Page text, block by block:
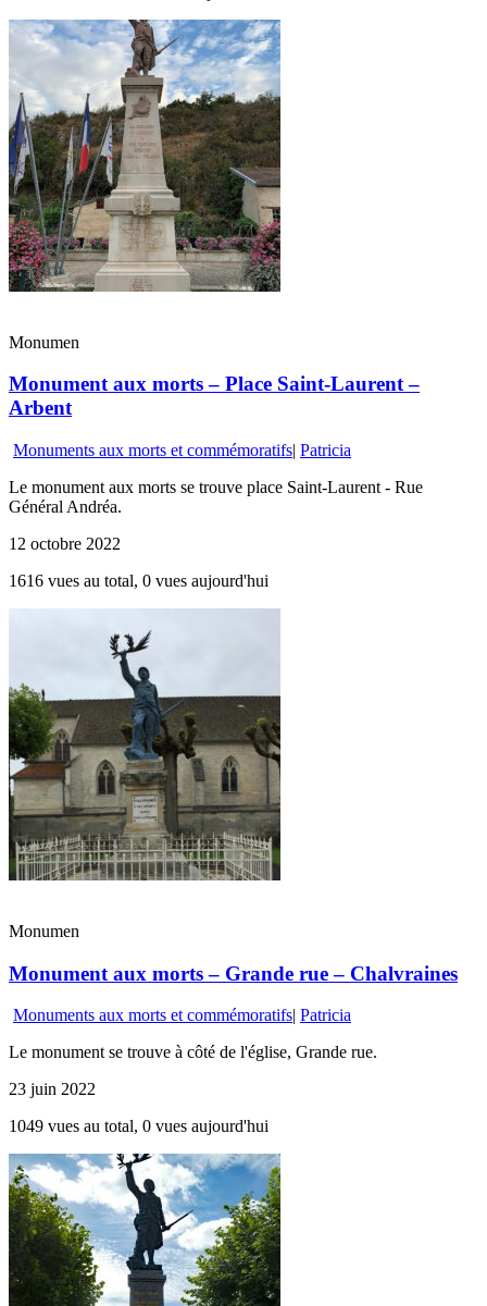
Monumen
Monument aux morts – Place Saint-Laurent –
Arbent
Monuments aux morts et commémoratifs| Patricia
Le monument aux morts se trouve place Saint-Laurent - Rue
Général Andréa.
12 octobre 2022
1616 vues au total, 0 vues aujourd'hui
Monumen
Monument aux morts – Grande rue – Chalvraines
Monuments aux morts et commémoratifs| Patricia
Le monument se trouve à côté de l'église, Grande rue.
23 juin 2022
1049 vues au total, 0 vues aujourd'hui